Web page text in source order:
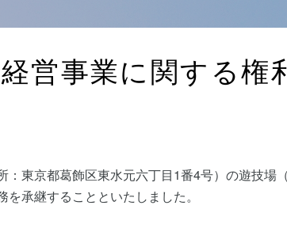
営事業に関する権
東京都葛飾区東水元六丁目1番4号）の遊技場
承継することといたしました。